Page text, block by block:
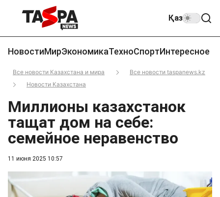
Қаз
НовостиМирЭкономикаТехноСпортИнтересное
Все новости Казахстана и мира
Все новости taspanews.kz
Новости Казахстана
11 июня 2025 10:57
Миллионы казахстанок
тащат дом на себе:
семейное неравенство